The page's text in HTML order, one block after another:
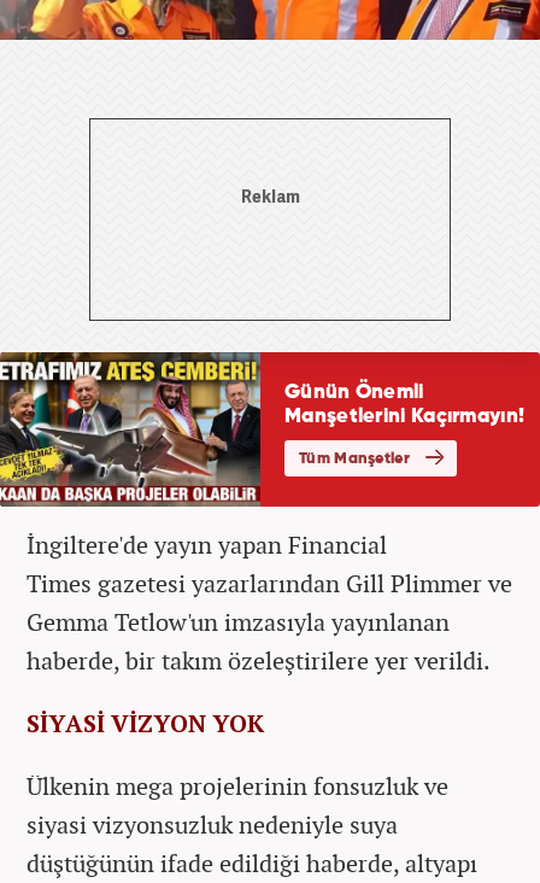
İngiltere'de yayın yapan Financial
Times gazetesi yazarlarından Gill Plimmer ve
Gemma Tetlow'un imzasıyla yayınlanan
haberde, bir takım özeleştirilere yer verildi.
SİYASİ VİZYON YOK
Ülkenin mega projelerinin fonsuzluk ve
siyasi vizyonsuzluk nedeniyle suya
düştüğünün ifade edildiği haberde, altyapı